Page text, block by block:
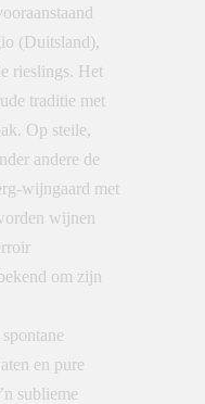
(Duitsland),
rieslings. Het
traditie met
Op steile,
andere de
wijngaard met
wijnen
om zijn
en pure
sublieme